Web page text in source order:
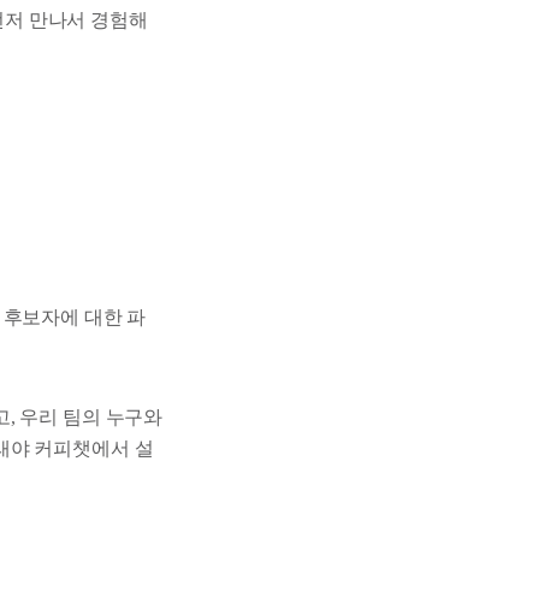
만나서 경험해
보자에 대한 파
, 우리 팀의 누구와
야 커피챗에서 설